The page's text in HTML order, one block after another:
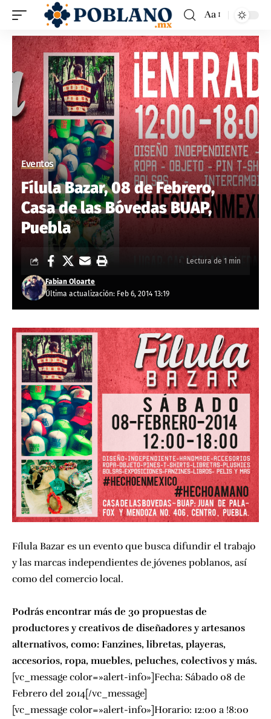
Aa
Eventos
Fílula Bazar, 08 de Febrero,
Casa de las Bóvedas BUAP,
Puebla
Última actualización: Feb 6, 2014 13:19
Fabian Oloarte
Lectura de 1 min
Fílula Bazar es un evento que busca difundir el trabajo
y las marcas independientes de jóvenes poblanos, así
como del comercio local.
Podrás encontrar más de 30 propuestas de
productores y creativos de diseñadores y artesanos
alternativos, como: Fanzines, libretas, playeras,
accesorios, ropa, muebles, peluches, colectivos y más.
[vc_message color=»alert-info»]Fecha: Sábado 08 de
Febrero del 2014[/vc_message]
[vc_message color=»alert-info»]Horario: 12:00 a !8:00